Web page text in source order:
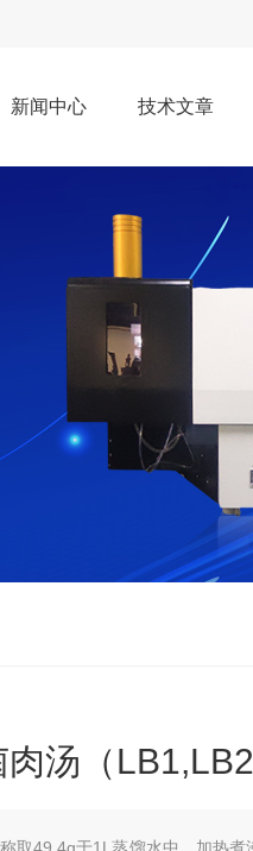
新闻中心 技术文章
汤（